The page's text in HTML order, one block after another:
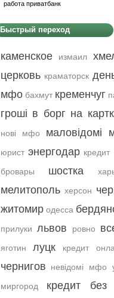
работа приватбанк
Быстрый переход
каменское измаил
церковь краматорск
мфо бахмут кременчуг
гроші в борг на
нові мфо маловідомі
юрист энергодар кредит
бровары
шостка
мелитополь херсон
житомир одесса
прилуки львов ровно
яготин луцк кредит
чернигов
невідомі мфо
миргород
кредит